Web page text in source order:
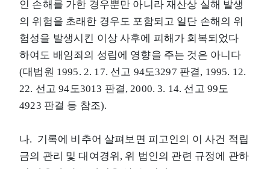
인 손해를 가한 경우뿐만 아니라 재산상 실해 발생
의 위험을 초래한 경우도 포함되고 일단 손해의 위
험성을 발생시킨 이상 사후에 피해가 회복되었다
하여도 배임죄의 성립에 영향을 주는 것은 아니다
(대법원 1995. 2. 17. 선고 94도3297 판결, 1995. 12.
22. 선고 94도3013 판결, 2000. 3. 14. 선고 99도
4923 판결 등 참조).
나. 기록에 비추어 살펴보면 피고인의 이 사건 적립
금의 관리 및 대여경위, 위 법인의 관련 규정에 관하